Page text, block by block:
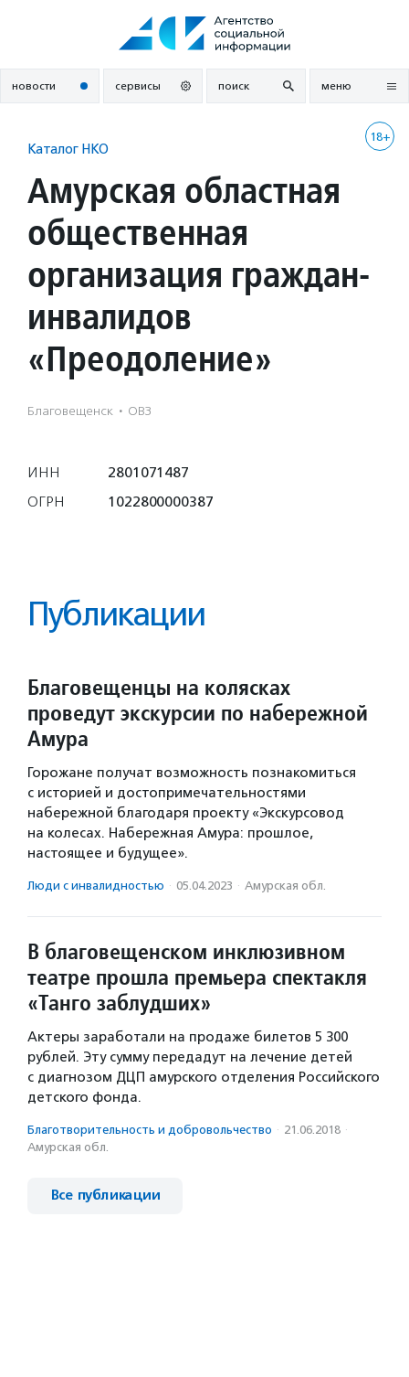
новости сервисы поиск меню
18+
Каталог НКО
Амурская областная
общественная
организация граждан-
инвалидов
«Преодоление»
Благовещенск · ОВЗ
ИНН
2801071487
ОГРН
1022800000387
Публикации
Благовещенцы на колясках
проведут экскурсии по набережной
Амура
Горожане получат возможность познакомиться
с историей и достопримечательностями
набережной благодаря проекту «Экскурсовод
на колесах. Набережная Амура: прошлое,
настоящее и будущее».
Люди с инвалидностью · 05.04.2023 · Амурская обл.
В благовещенском инклюзивном
театре прошла премьера спектакля
«Танго заблудших»
Актеры заработали на продаже билетов 5 300
рублей. Эту сумму передадут на лечение детей
с диагнозом ДЦП амурского отделения Российского
детского фонда.
Благотвори­тель­ность и доброволь­чест­во · 21.06.2018 ·
Амурская обл.
Все публикации